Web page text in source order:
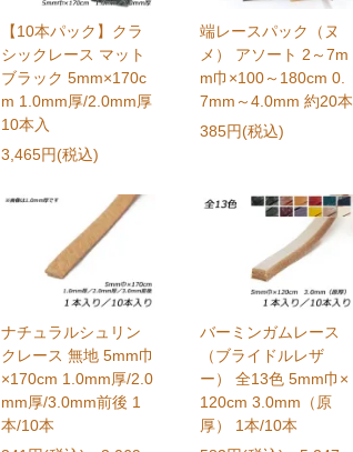
【10本パック】クラ
シックレース マット
ブラック 5mm×170c
m 1.0mm厚/2.0mm厚
10本入
3,465円(税込)
端レースパック（ヌ
メ） アソート 2～7m
m巾×100～180cm 0.
7mm～4.0mm 約20本
385円(税込)
ナチュラルシュリン
クレース 無地 5mm巾
×170cm 1.0mm厚/2.0
mm厚/3.0mm前後 1
本/10本
バーミンガムレース
（ブライドルレザ
ー） 全13色 5mm巾×
120cm 3.0mm（原
厚） 1本/10本